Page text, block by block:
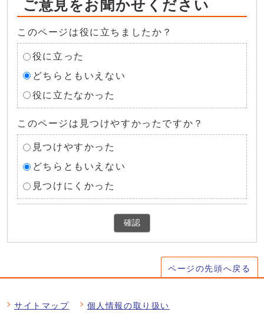
ご意見をお聞かせください
このページは役に立ちましたか？
役に立った
どちらともいえない
役に立たなかった
このページは見つけやすかったですか？
見つけやすかった
どちらともいえない
見つけにくかった
確認
ページの先頭へ戻る
サイトマップ 個人情報の取り扱い